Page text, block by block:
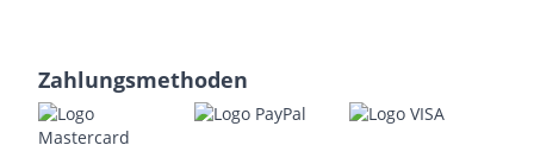
Zahlungsmethoden